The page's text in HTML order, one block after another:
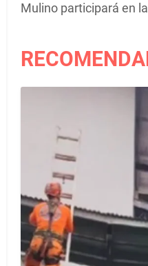
Mulino participará en